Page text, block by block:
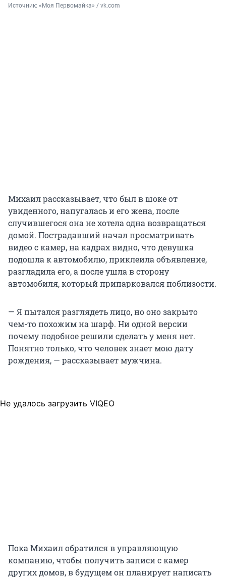
Источник: «Моя Первомайка» / vk.com
Михаил рассказывает, что был в шоке от
увиденного, напугалась и его жена, после
случившегося она не хотела одна возвращаться
домой. Пострадавший начал просматривать
видео с камер, на кадрах видно, что девушка
подошла к автомобилю, приклеила объявление,
разгладила его, а после ушла в сторону
автомобиля, который припарковался поблизости.
— Я пытался разглядеть лицо, но оно закрыто
чем-то похожим на шарф. Ни одной версии
почему подобное решили сделать у меня нет.
Понятно только, что человек знает мою дату
рождения, — рассказывает мужчина.
Не удалось загрузить VIQEO
Пока Михаил обратился в управляющую
компанию, чтобы получить записи с камер
других домов, в будущем он планирует написать